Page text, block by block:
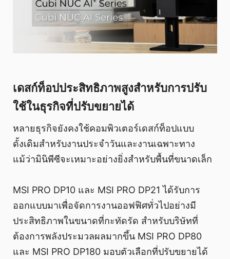
เดสก์ท็อปประสิทธิภาพสูงสำหรับการปรับ
ใช้ในธุรกิจที่ปรับขยายได้
หลายธุรกิจยังคงใช้คอมพิวเตอร์เดสก์ท็อปแบบ
ดั้งเดิมสำหรับงานประจำวันและงานเฉพาะทาง
แม้ว่ามินิพีซีจะเหมาะอย่างยิ่งสำหรับพื้นที่ขนาดเล็ก
MSI PRO DP10 และ MSI PRO DP21 ได้รับการ
ออกแบบมาเพื่อจัดการงานออฟฟิศทั่วไปอย่างมี
ประสิทธิภาพในขนาดที่กะทัดรัด สำหรับบริษัทที่
ต้องการพลังประมวลผลมากขึ้น MSI PRO DP80
และ MSI PRO DP180 มอบตัวเลือกที่ปรับขยายได้